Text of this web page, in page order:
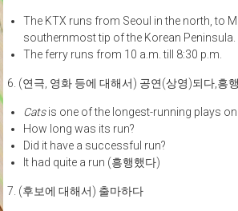
The KTX runs from Seoul in the north, to
southernmost tip of the Korean Peninsula.
The ferry runs from 10 a.m. till 8:30 p.m.
6. (연극, 영화 등에 대해서) 공연(상영)되다,흥
Catsis one of the longest-running plays
How long was its run?
Did it have a successful run?
It had quite a run (흥행했다)
7. (후보에 대해서) 출마하다